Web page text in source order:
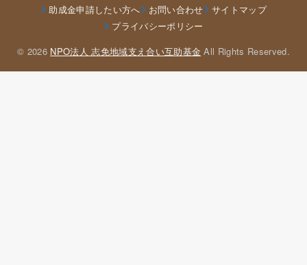
助成金申請したい方へ
お問い合わせ
サイトマップ
プライバシーポリシー
© 2026 NPO法人 志免地域支え合い互助基金 All Rights Reserved.